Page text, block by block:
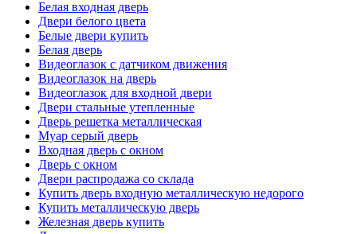
Белая входная дверь
Двери белого цвета
Белые двери купить
Белая дверь
Видеоглазок с датчиком движения
Видеоглазок на дверь
Видеоглазок для входной двери
Двери стальные утепленные
Дверь решетка металлическая
Муар серый дверь
Входная дверь с окном
Дверь с окном
Двери распродажа со склада
Купить дверь входную металлическую недорого
Купить металлическую дверь
Железная дверь купить